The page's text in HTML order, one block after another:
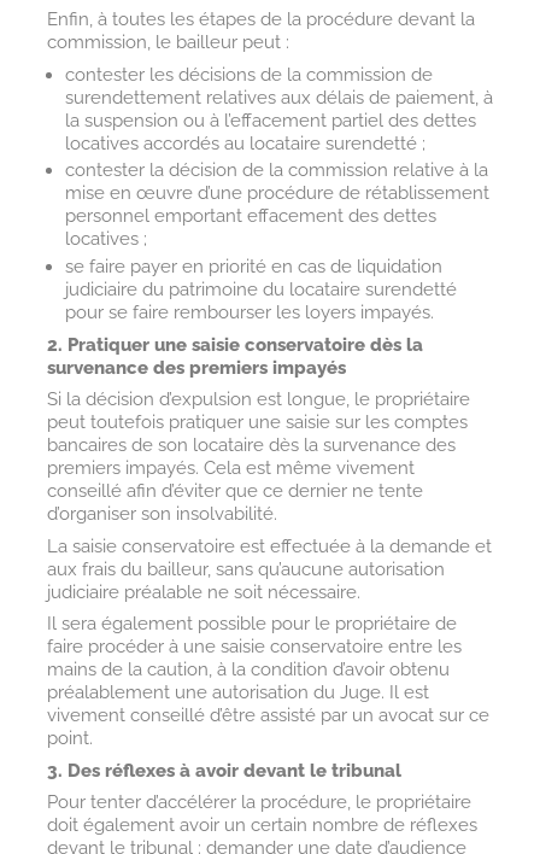
Enfin, à toutes les étapes de la procédure devant la
commission, le bailleur peut :
contester les décisions de la commission de
surendettement relatives aux délais de paiement, à
la suspension ou à l’effacement partiel des dettes
locatives accordés au locataire surendetté ;
contester la décision de la commission relative à la
mise en œuvre d’une procédure de rétablissement
personnel emportant effacement des dettes
locatives ;
se faire payer en priorité en cas de liquidation
judiciaire du patrimoine du locataire surendetté
pour se faire rembourser les loyers impayés.
2. Pratiquer une saisie conservatoire dès la
survenance des premiers impayés
Si la décision d’expulsion est longue, le propriétaire
peut toutefois pratiquer une saisie sur les comptes
bancaires de son locataire dès la survenance des
premiers impayés. Cela est même vivement
conseillé afin d’éviter que ce dernier ne tente
d’organiser son insolvabilité.
La saisie conservatoire est effectuée à la demande et
aux frais du bailleur, sans qu’aucune autorisation
judiciaire préalable ne soit nécessaire.
Il sera également possible pour le propriétaire de
faire procéder à une saisie conservatoire entre les
mains de la caution, à la condition d’avoir obtenu
préalablement une autorisation du Juge. Il est
vivement conseillé d’être assisté par un avocat sur ce
point.
3. Des réflexes à avoir devant le tribunal
Pour tenter d’accélérer la procédure, le propriétaire
doit également avoir un certain nombre de réflexes
devant le tribunal : demander une date d’audience